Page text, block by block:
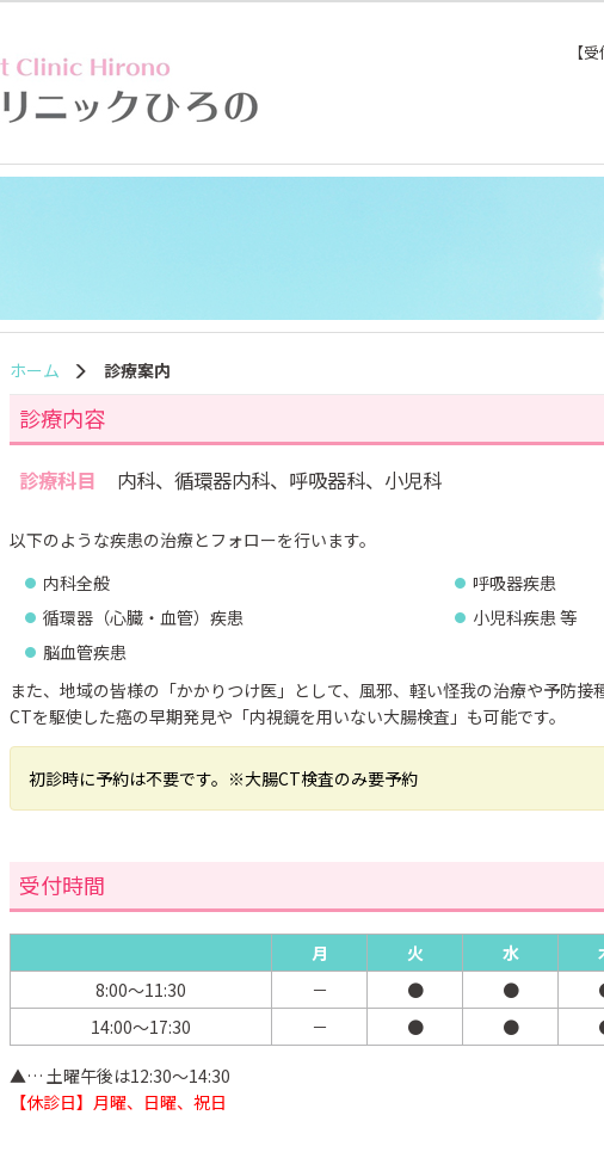
【
ホーム 診療案内
診療内容
診療科目 内科、循環器内科、呼吸器科、小児科
以下のような疾患の治療とフォローを行います。
内科全般
循環器（心臓・血管）疾患
脳血管疾患
呼吸器疾患
小児科疾患 等
また、地域の皆様の「かかりつけ医」として、風邪、軽い怪我の治療や予防接
CTを駆使した癌の早期発見や「内視鏡を用いない大腸検査」も可能です。
初診時に予約は不要です。 ※大腸CT検査のみ要予約
受付時間
月 火 水
8:00～11:30
－ ● ●
14:00～17:30
－ ● ●
▲… 土曜午後は12:30～14:30
【休診日】月曜、日曜、祝日